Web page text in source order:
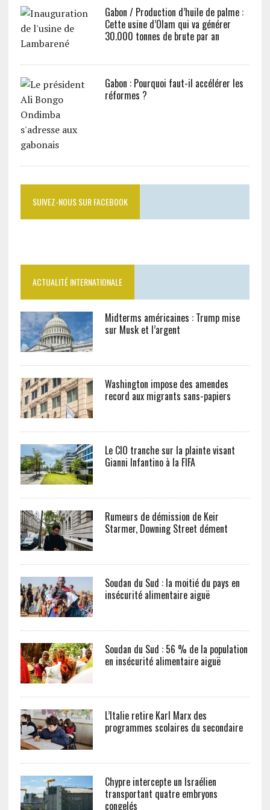
Gabon / Production d’huile de palme :
Cette usine d’Olam qui va générer
30.000 tonnes de brute par an
Gabon : Pourquoi faut-il accélérer les
réformes ?
SUIVEZ-NOUS SUR FACEBOOK
ACTUALITÉ INTERNATIONALE
Midterms américaines : Trump mise
sur Musk et l’argent
Washington impose des amendes
record aux migrants sans-papiers
Le CIO tranche sur la plainte visant
Gianni Infantino à la FIFA
Rumeurs de démission de Keir
Starmer, Downing Street dément
Soudan du Sud : la moitié du pays en
insécurité alimentaire aiguë
Soudan du Sud : 56 % de la population
en insécurité alimentaire aiguë
L’Italie retire Karl Marx des
programmes scolaires du secondaire
Chypre intercepte un Israélien
transportant quatre embryons
congelés